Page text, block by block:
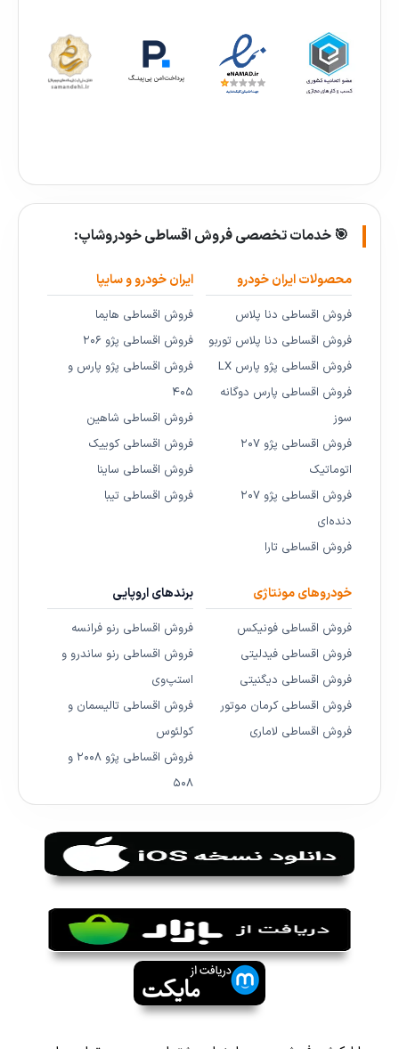
🎯 خدمات تخصصی فروش اقساطی خودروشاپ:
محصولات ایران خودرو
فروش اقساطی دنا پلاس
فروش اقساطی دنا پلاس توربو
فروش اقساطی پژو پارس LX
فروش اقساطی پارس دوگانه
سوز
فروش اقساطی پژو ۲۰۷
اتوماتیک
فروش اقساطی پژو ۲۰۷
دنده‌ای
فروش اقساطی تارا
ایران خودرو و سایپا
فروش اقساطی هایما
فروش اقساطی پژو ۲۰۶
فروش اقساطی پژو پارس و
۴۰۵
فروش اقساطی شاهین
فروش اقساطی کوییک
فروش اقساطی ساینا
فروش اقساطی تیبا
خودروهای مونتاژی
فروش اقساطی فونیکس
فروش اقساطی فیدلیتی
فروش اقساطی دیگنیتی
فروش اقساطی کرمان موتور
فروش اقساطی لاماری
برندهای اروپایی
فروش اقساطی رنو فرانسه
فروش اقساطی رنو ساندرو و
استپ‌وی
فروش اقساطی تالیسمان و
کولئوس
فروش اقساطی پژو ۲۰۰۸ و
۵۰۸